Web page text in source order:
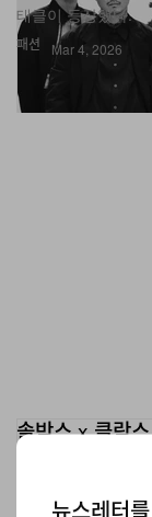
패션
태클이 등장했다.
Mar 4, 2026
솔박스 x 클락
‘왈라비 부츠’
음각 가죽 디테일
뉴스레터